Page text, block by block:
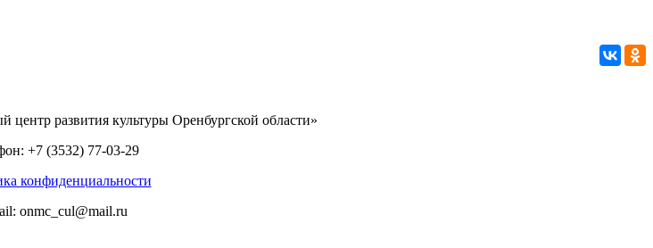
развития культуры Оренбургской области»
+7 (3532) 77-03-29
конфиденциальности
onmc_cul@mail.ru